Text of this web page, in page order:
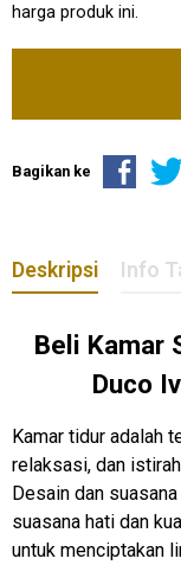
harga produk ini.
Bagikan ke
Deskripsi Info
Beli Kamar
Duco
Kamar tidur adalah
relaksasi, dan
Desain dan
suasana hati dan
untuk menciptakan